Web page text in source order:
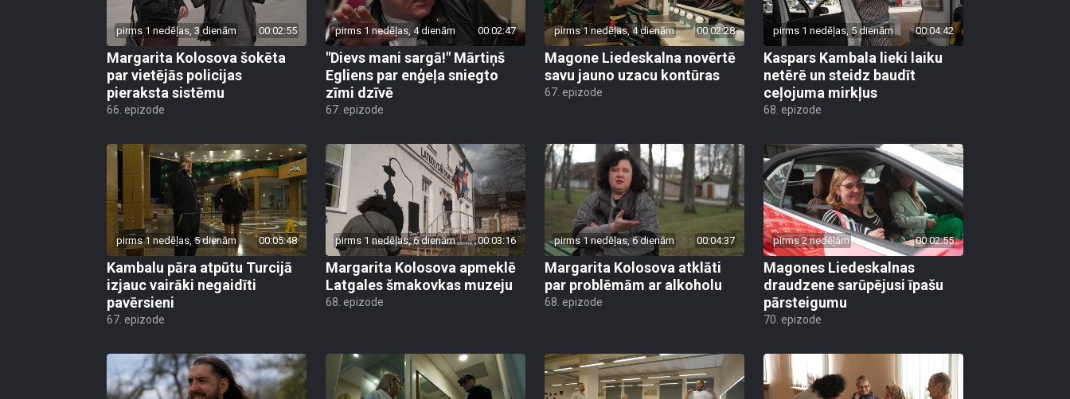
pirms 1 nedēļas, 3 dienām 00:02:55
Margarita Kolosova šokēta
par vietējās policijas
pieraksta sistēmu
66. epizode
pirms 1 nedēļas, 4 dienām 00:02:47
"Dievs mani sargā!" Mārtiņš
Egliens par enģeļa sniegto
zīmi dzīvē
67. epizode
pirms 1 nedēļas, 4 dienām 00:02:28
Magone Liedeskalna novērtē
savu jauno uzacu kontūras
67. epizode
pirms 1 nedēļas, 5 dienām 00:04:42
Kaspars Kambala lieki laiku
netērē un steidz baudīt
ceļojuma mirkļus
68. epizode
pirms 1 nedēļas, 5 dienām 00:05:48
Kambalu pāra atpūtu Turcijā
izjauc vairāki negaidīti
pavērsieni
67. epizode
pirms 1 nedēļas, 6 dienām 00:03:16
Margarita Kolosova apmeklē
Latgales šmakovkas muzeju
68. epizode
pirms 1 nedēļas, 6 dienām 00:04:37
Margarita Kolosova atklāti
par problēmām ar alkoholu
68. epizode
pirms 2 nedēļām 00:02:55
Magones Liedeskalnas
draudzene sarūpējusi īpašu
pārsteigumu
70. epizode